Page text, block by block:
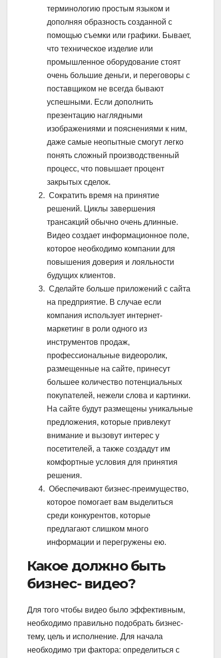
терминологию простым языком и
дополняя образность созданной с
помощью съемки или графики. Бывает,
что техническое изделие или
промышленное оборудование стоят
очень большие деньги, и переговоры с
поставщиком не всегда бывают
успешными. Если дополнить
презентацию наглядными
изображениями и пояснениями к ним,
даже самые неопытные смогут легко
понять сложный производственный
процесс, что повышает процент
закрытых сделок.
Сократить время на принятие
решений. Циклы завершения
трансакций обычно очень длинные.
Видео создает информационное поле,
которое необходимо компании для
повышения доверия и лояльности
будущих клиентов.
Сделайте больше приложений с сайта
на предприятие. В случае если
компания использует интернет-
маркетинг в роли одного из
инструментов продаж,
профессиональные видеоролик,
размещенные на сайте, принесут
большее количество потенциальных
покупателей, нежели слова и картинки.
На сайте будут размещены уникальные
предложения, которые привлекут
внимание и вызовут интерес у
посетителей, а также создадут им
комфортные условия для принятия
решения.
Обеспечивают бизнес-преимущество,
которое помогает вам выделиться
среди конкурентов, которые
предлагают слишком много
информации и перегружены ею.
Какое должно быть
бизнес- видео?
Для того чтобы видео было эффективным,
необходимо правильно подобрать бизнес-
тему, цель и исполнение. Для начала
необходимо три фактора: определиться с